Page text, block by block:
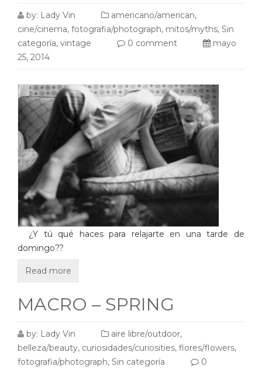
by: Lady Vin americano/american,
cine/cinema, fotografia/photograph, mitos/myths, Sin
categoría, vintage 0 comment
mayo
25, 2014
¿Y tú qué haces para relajarte en una tarde de
domingo??
Read more
MACRO – SPRING
by: Lady Vin aire libre/outdoor,
belleza/beauty, curiosidades/curiosities, flores/flowers,
fotografia/photograph, Sin categoría
0